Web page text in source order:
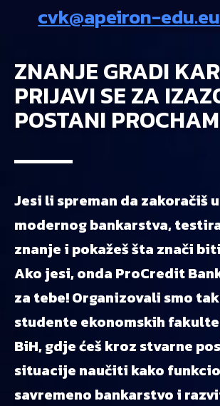
cvk@apeiron-edu.eu
ZNANJE GRADI
PRIJAVI SE ZA
POSTANI
Jesi li spreman da zakoračiš
modernog bankarstva,
znanje i pokažeš šta znači
Ako jesi, onda ProCredit
za tebe! Organizovali smo
studente ekonomskih
BiH, gdje ćeš kroz stvarne
situacije naučiti kako
savremeno bankarstvo i